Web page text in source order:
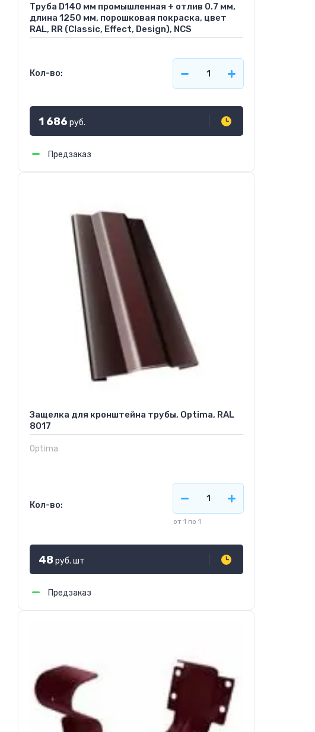
Труба D140 мм промышленная + отлив 0.7 мм,
длина 1250 мм, порошковая покраска, цвет
RAL, RR (Classic, Effect, Design), NCS
Кол-во:
1 686руб.
Предзаказ
Защелка для кронштейна трубы, Optima, RAL
8017
Optima
Кол-во:
от 1 по 1
48руб. шт
Предзаказ